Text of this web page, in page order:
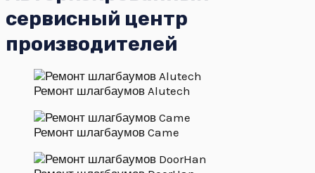
сервисный центр
производителей
Ремонт шлагбаумов Alutech
Ремонт шлагбаумов Came